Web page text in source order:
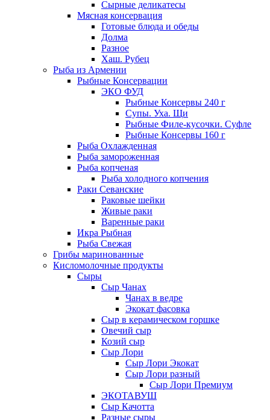
Сырные деликатесы
Мясная консервация
Готовые блюда и обеды
Долма
Разное
Хаш. Рубец
Рыба из Армении
Рыбные Консервации
ЭКО ФУД
Рыбные Консервы 240 г
Супы. Уха. Щи
Рыбные Филе-кусочки. Суфле
Рыбные Консервы 160 г
Рыба Охлажденная
Рыба замороженная
Рыба копченая
Рыба холодного копчения
Раки Севанские
Раковые шейки
Живые раки
Варенные раки
Икра Рыбная
Рыба Свежая
Грибы маринованные
Кисломолочные продукты
Сыры
Сыр Чанах
Чанах в ведре
Экокат фасовка
Сыр в керамическом горшке
Овечий сыр
Козий сыр
Сыр Лори
Сыр Лори Экокат
Сыр Лори разный
Сыр Лори Премиум
ЭКОТАВУШ
Сыр Качотта
Разные сыры